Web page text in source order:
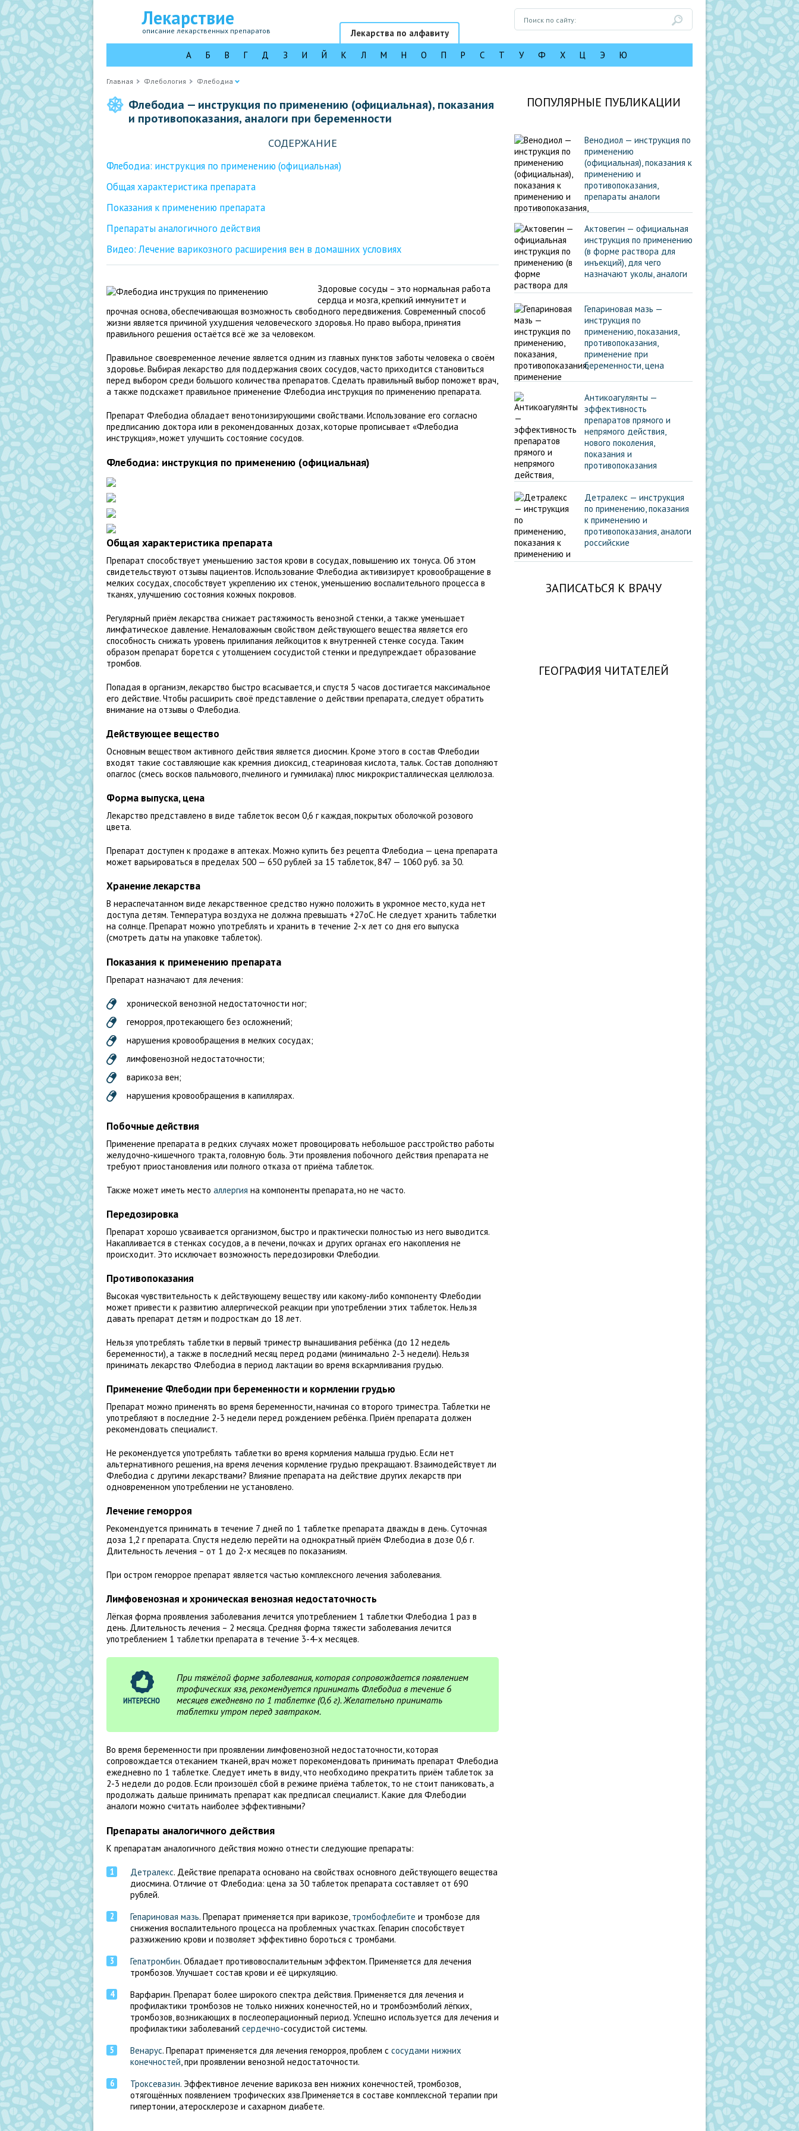
Лекарствие
описание лекарственных препаратов
Лекарства по алфавиту
А
Б В Г Д З И Й К Л М Н О П Р С Т У Ф Х Ц Э Ю
Главная Флебология Флебодиа
Флебодиа — инструкция по применению (официальная), показания
и противопоказания, аналоги при беременности
СОДЕРЖАНИЕ
Флебодиа: инструкция по применению (официальная)
Общая характеристика препарата
Показания к применению препарата
Препараты аналогичного действия
Видео: Лечение варикозного расширения вен в домашних условиях
Здоровые сосуды – это нормальная работа
сердца и мозга, крепкий иммунитет и
прочная основа, обеспечивающая возможность свободного передвижения. Современный способ
жизни является причиной ухудшения человеческого здоровья. Но право выбора, принятия
правильного решения остаётся всё же за человеком.
Правильное своевременное лечение является одним из главных пунктов заботы человека о своём
здоровье. Выбирая лекарство для поддержания своих сосудов, часто приходится становиться
перед выбором среди большого количества препаратов. Сделать правильный выбор поможет врач,
а также подскажет правильное применение Флебодиа инструкция по применению препарата.
Препарат Флебодиа обладает венотонизирующими свойствами. Использование его согласно
предписанию доктора или в рекомендованных дозах, которые прописывает «Флебодиа
инструкция», может улучшить состояние сосудов.
Флебодиа: инструкция по применению (официальная)
Общая характеристика препарата
Препарат способствует уменьшению застоя крови в сосудах, повышению их тонуса. Об этом
свидетельствуют отзывы пациентов. Использование Флебодиа активизирует кровообращение в
мелких сосудах, способствует укреплению их стенок, уменьшению воспалительного процесса в
тканях, улучшению состояния кожных покровов.
Регулярный приём лекарства снижает растяжимость венозной стенки, а также уменьшает
лимфатическое давление. Немаловажным свойством действующего вещества является его
способность снижать уровень прилипания лейкоцитов к внутренней стенке сосуда. Таким
образом препарат борется с утолщением сосудистой стенки и предупреждает образование
тромбов.
Попадая в организм, лекарство быстро всасывается, и спустя 5 часов достигается максимальное
его действие. Чтобы расширить своё представление о действии препарата, следует обратить
внимание на отзывы о Флебодиа.
Действующее вещество
Основным веществом активного действия является диосмин. Кроме этого в состав Флебодии
входят такие составляющие как кремния диоксид, стеариновая кислота, тальк. Состав дополняют
опаглос (смесь восков пальмового, пчелиного и гуммилака) плюс микрокристаллическая целлюлоза.
Форма выпуска, цена
Лекарство представлено в виде таблеток весом 0,6 г каждая, покрытых оболочкой розового
цвета.
Препарат доступен к продаже в аптеках. Можно купить без рецепта Флебодиа — цена препарата
может варьироваться в пределах 500 — 650 рублей за 15 таблеток, 847 — 1060 руб. за 30.
Хранение лекарства
В нераспечатанном виде лекарственное средство нужно положить в укромное место, куда нет
доступа детям. Температура воздуха не должна превышать +27оС. Не следует хранить таблетки
на солнце. Препарат можно употреблять и хранить в течение 2-х лет со дня его выпуска
(смотреть даты на упаковке таблеток).
Показания к применению препарата
Препарат назначают для лечения:
хронической венозной недостаточности ног;
геморроя, протекающего без осложнений;
нарушения кровообращения в мелких сосудах;
лимфовенозной недостаточности;
варикоза вен;
нарушения кровообращения в капиллярах.
Побочные действия
Применение препарата в редких случаях может провоцировать небольшое расстройство работы
желудочно-кишечного тракта, головную боль. Эти проявления побочного действия препарата не
требуют приостановления или полного отказа от приёма таблеток.
Также может иметь место аллергия на компоненты препарата, но не часто.
Передозировка
Препарат хорошо усваивается организмом, быстро и практически полностью из него выводится.
Накапливается в стенках сосудов, а в печени, почках и других органах его накопления не
происходит. Это исключает возможность передозировки Флебодии.
Противопоказания
Высокая чувствительность к действующему веществу или какому-либо компоненту Флебодии
может привести к развитию аллергической реакции при употреблении этих таблеток. Нельзя
давать препарат детям и подросткам до 18 лет.
Нельзя употреблять таблетки в первый триместр вынашивания ребёнка (до 12 недель
беременности), а также в последний месяц перед родами (минимально 2-3 недели). Нельзя
принимать лекарство Флебодиа в период лактации во время вскармливания грудью.
Применение Флебодии при беременности и кормлении грудью
Препарат можно применять во время беременности, начиная со второго триместра. Таблетки не
употребляют в последние 2-3 недели перед рождением ребёнка. Приём препарата должен
рекомендовать специалист.
Не рекомендуется употреблять таблетки во время кормления малыша грудью. Если нет
альтернативного решения, на время лечения кормление грудью прекращают. Взаимодействует ли
Флебодиа с другими лекарствами? Влияние препарата на действие других лекарств при
одновременном употреблении не установлено.
Лечение геморроя
Рекомендуется принимать в течение 7 дней по 1 таблетке препарата дважды в день. Суточная
доза 1,2 г препарата. Спустя неделю перейти на однократный приём Флебодиа в дозе 0,6 г.
Длительность лечения – от 1 до 2-х месяцев по показаниям.
При остром геморрое препарат является частью комплексного лечения заболевания.
Лимфовенозная и хроническая венозная недостаточность
Лёгкая форма проявления заболевания лечится употреблением 1 таблетки Флебодиа 1 раз в
день. Длительность лечения – 2 месяца. Средняя форма тяжести заболевания лечится
употреблением 1 таблетки препарата в течение 3-4-х месяцев.
При тяжёлой форме заболевания, которая сопровождается появлением
трофических язв, рекомендуется принимать Флебодиа в течение 6
месяцев ежедневно по 1 таблетке (0,6 г). Желательно принимать
таблетки утром перед завтраком.
Во время беременности при проявлении лимфовенозной недостаточности, которая
сопровождается отеканием тканей, врач может порекомендовать принимать препарат Флебодиа
ежедневно по 1 таблетке. Следует иметь в виду, что необходимо прекратить приём таблеток за
2-3 недели до родов. Если произошёл сбой в режиме приёма таблеток, то не стоит паниковать, а
продолжать дальше принимать препарат как предписал специалист. Какие для Флебодии
аналоги можно считать наиболее эффективными?
Препараты аналогичного действия
К препаратам аналогичного действия можно отнести следующие препараты:
Детралекс. Действие препарата основано на свойствах основного действующего вещества
диосмина. Отличие от Флебодиа: цена за 30 таблеток препарата составляет от 690
рублей.
Гепариновая мазь. Препарат применяется при варикозе, тромбофлебите и тромбозе для
снижения воспалительного процесса на проблемных участках. Гепарин способствует
разжижению крови и позволяет эффективно бороться с тромбами.
Гепатромбин. Обладает противовоспалительным эффектом. Применяется для лечения
тромбозов. Улучшает состав крови и её циркуляцию.
Варфарин. Препарат более широкого спектра действия. Применяется для лечения и
профилактики тромбозов не только нижних конечностей, но и тромбоэмболий лёгких,
тромбозов, возникающих в послеоперационный период. Успешно используется для лечения и
профилактики заболеваний сердечно-сосудистой системы.
Венарус. Препарат применяется для лечения геморроя, проблем с сосудами нижних
конечностей, при проявлении венозной недостаточности.
Троксевазин. Эффективное лечение варикоза вен нижних конечностей, тромбозов,
отягощённых появлением трофических язв.Применяется в составе комплексной терапии при
гипертонии, атеросклерозе и сахарном диабете.
ПОПУЛЯРНЫЕ ПУБЛИКАЦИИ
Венодиол — инструкция по
применению
(официальная), показания к
применению и
противопоказания,
препараты аналоги
Актовегин — официальная
инструкция по применению
(в форме раствора для
инъекций), для чего
назначают уколы, аналоги
Гепариновая мазь —
инструкция по
применению, показания,
противопоказания,
применение при
беременности, цена
Антикоагулянты —
эффективность
препаратов прямого и
непрямого действия,
нового поколения,
показания и
противопоказания
Детралекс — инструкция
по применению, показания
к применению и
противопоказания, аналоги
российские
ЗАПИСАТЬСЯ К ВРАЧУ
ГЕОГРАФИЯ ЧИТАТЕЛЕЙ